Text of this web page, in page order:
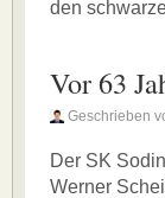
den
Vor 63
Geschrieben
Der SK
Werner